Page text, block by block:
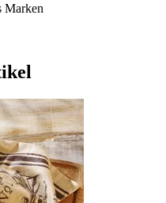
Marken